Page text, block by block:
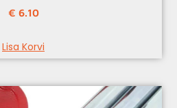
€ 6.10
Lisa Korvi